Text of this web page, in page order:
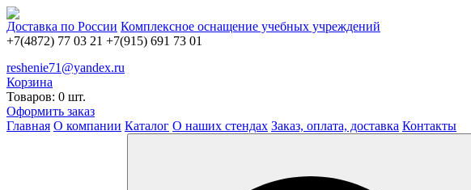
Доставка по России Комплексное оснащение учебных учреждений
+7(4872) 77 03 21 +7(915) 691 73 01
reshenie71@yandex.ru
Корзина
Товаров: 0 шт.
Оформить заказ
Главная О компании Каталог О наших стендах Заказ, оплата, доставка Контакты